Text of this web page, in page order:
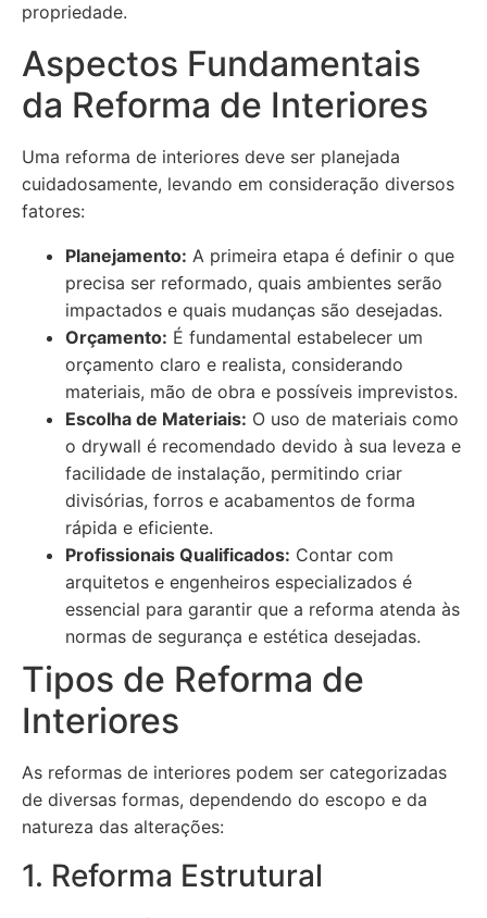
propriedade.
Aspectos Fundamentais
da Reforma de Interiores
Uma reforma de interiores deve ser planejada
cuidadosamente, levando em consideração diversos
fatores:
Planejamento: A primeira etapa é definir o que
precisa ser reformado, quais ambientes serão
impactados e quais mudanças são desejadas.
Orçamento: É fundamental estabelecer um
orçamento claro e realista, considerando
materiais, mão de obra e possíveis imprevistos.
Escolha de Materiais: O uso de materiais como
o drywall é recomendado devido à sua leveza e
facilidade de instalação, permitindo criar
divisórias, forros e acabamentos de forma
rápida e eficiente.
Profissionais Qualificados: Contar com
arquitetos e engenheiros especializados é
essencial para garantir que a reforma atenda às
normas de segurança e estética desejadas.
Tipos de Reforma de
Interiores
As reformas de interiores podem ser categorizadas
de diversas formas, dependendo do escopo e da
natureza das alterações:
1. Reforma Estrutural